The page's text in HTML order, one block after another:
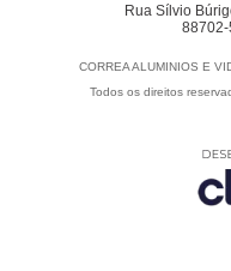
Rua Sílvio
88702-
CORREA ALUMINIOS E
Todos os direitos